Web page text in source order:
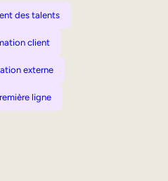
des talents
client
externe
ligne